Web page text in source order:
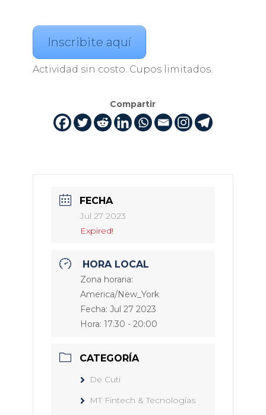
Inscribite aquí
Actividad sin costo. Cupos limitados.
Compartir
FECHA
Jul 27 2023
Expired!
HORA LOCAL
Zona horaria:
America/New_York
Fecha: Jul 27 2023
Hora: 17:30 - 20:00
CATEGORÍA
De Cuti
MT Fintech & Tecnologías